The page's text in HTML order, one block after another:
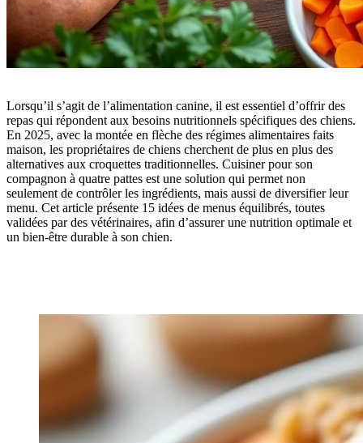
Lorsqu’il s’agit de l’alimentation canine, il est essentiel d’offrir des
repas qui répondent aux besoins nutritionnels spécifiques des chiens.
En 2025, avec la montée en flèche des régimes alimentaires faits
maison, les propriétaires de chiens cherchent de plus en plus des
alternatives aux croquettes traditionnelles. Cuisiner pour son
compagnon à quatre pattes est une solution qui permet non
seulement de contrôler les ingrédients, mais aussi de diversifier leur
menu. Cet article présente 15 idées de menus équilibrés, toutes
validées par des vétérinaires, afin d’assurer une nutrition optimale et
un bien-être durable à son chien.